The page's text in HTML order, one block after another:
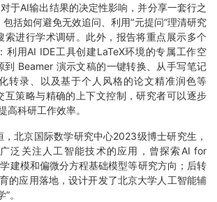
于AI输出结果的决定性影响，并分享一套行之
括如何避免无效追问、利用“元提问”理清研究
索进行学术调研。此外，报告将重点展示多个
利用AI IDE工具创建LaTeX环境的专属工作空
到 Beamer 演示文稿的一键转换、从手写笔记
转录、以及基于个人风格的论文精准润色等
互策略与精确的上下文控制，研究者可以逐步
高科研工作效率。
，北京国际数学研究中心2023级博士研究生，
泛关注人工智能技术的应用，曾探索AI for
建模和偏微分方程基础模型等研究方向；后转
的应用落地，设计开发了北京大学人工智能辅
。